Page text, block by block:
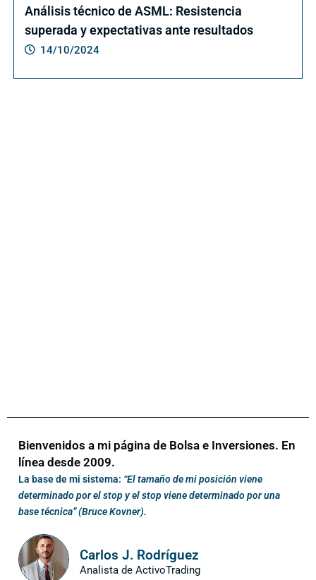
Análisis técnico de ASML: Resistencia
superada y expectativas ante resultados
14/10/2024
Bienvenidos a mi página de Bolsa e Inversiones. En
línea desde 2009.
La base de mi sistema: “El tamaño de mi posición viene
determinado por el stop y el stop viene determinado por una
base técnica” (Bruce Kovner).
Carlos J. Rodríguez
Analista de ActivoTrading